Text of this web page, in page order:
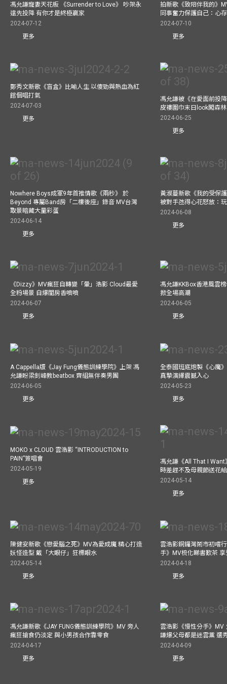
馮允謙寵妻天花板 《Surrender to Love》 吵架永
遠先投降 有你才是終極贏家
2024-07-12
更多
拍新歌《致陪伴我的》
同事奮力保護自己：心
2024-07-10
更多
鄭秀文新歌《盲盒》比喻人生 以傻勁與熱血為紅
館個唱打氣
2024-07-03
更多
馮允謙被《在愛面前投
皮褸圍巾末日look闖森
2024-06-25
更多
Nowhere Boys成軍9年首推情歌《兩秒》 於
Beyond 專屬Band房「二樓後座」錄音 MV台灣
取景暗藏大量彩蛋
2024-06-14
更多
黃淑蔓新歌《我的受保
被對手氹得心花怒放：
2024-06-08
更多
《Dizzy》MV瘋狂自轉變「暈」浩影 Cloud最愛
全粉場景 自爆閨房香噴噴
2024-06-07
更多
馮允謙KKBox香港風雲
掀全場高潮
2024-06-05
更多
A Cappella版《Jay Fung儀態訓練學院》上架 馮
允謙盼梁釗峰教beatbox 齊組無伴奏男團
2024-06-05
更多
全泰國班底炮製《心魔
真摯演繹震撼入心
2024-05-23
更多
MOKO x CLOUD 雲浩影 “INTRODUCTION to
PAIN”簽唱會
2024-05-19
更多
馮允謙《All That I
時差趕不及母親節送花
2024-05-14
更多
陳健安新歌《戀愛腦之死》MV為愛成魔 精心打造
妖怪造型 戴「大眼仔」狂標眼水
2024-05-14
更多
雲浩影銅鑼灣鬧市初嚐
手》MV梳化睇書歎茶
2024-04-18
更多
馮允謙新歌《JAY FUNG儀態訓練學院》MV 旁人
瘋狂搶食仍淡定 與小男孩合作靠零食
2024-04-17
更多
雲浩影《慢性分手》MV
謙爆父母都是迷雲黨 選
2024-04-09
更多